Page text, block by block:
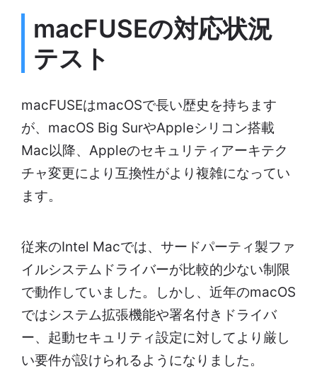
macFUSEの対応状況
テスト
macFUSEはmacOSで長い歴史を持ちます
が、macOS Big SurやAppleシリコン搭載
Mac以降、Appleのセキュリティアーキテク
チャ変更により互換性がより複雑になってい
ます。
従来のIntel Macでは、サードパーティ製ファ
イルシステムドライバーが比較的少ない制限
で動作していました。しかし、近年のmacOS
ではシステム拡張機能や署名付きドライバ
ー、起動セキュリティ設定に対してより厳し
い要件が設けられるようになりました。